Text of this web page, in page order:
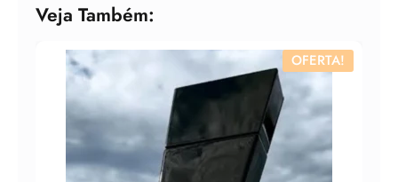
Veja Também:
OFERTA!